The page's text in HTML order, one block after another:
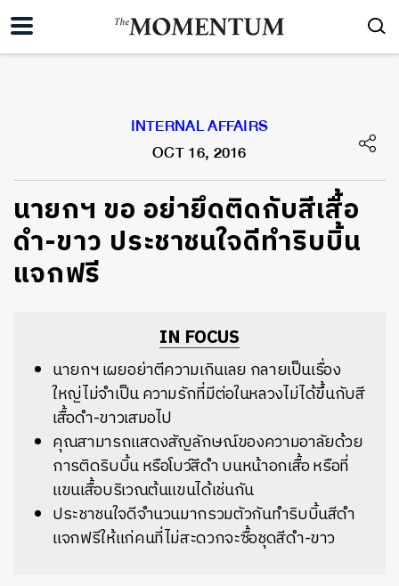
INTERNAL AFFAIRS
OCT 16, 2016
นายกฯ ขอ อย่ายึดติดกับสีเสื้อ
ดำ-ขาว ประชาชนใจดีทำริบบิ้น
แจกฟรี
IN FOCUS
นายกฯ เผยอย่าตีความเกินเลย กลายเป็นเรื่อง
ใหญ่ไม่จำเป็น ความรักที่มีต่อในหลวงไม่ได้ขึ้นกับสี
เสื้อดำ-ขาวเสมอไป
คุณสามารถแสดงสัญลักษณ์ของความอาลัยด้วย
การติดริบบิ้น หรือโบว์สีดำ บนหน้าอกเสื้อ หรือที่
แขนเสื้อบริเวณต้นแขนได้เช่นกัน
ประชาชนใจดีจำนวนมากรวมตัวกันทำริบบิ้นสีดำ
แจกฟรีให้แก่คนที่ไม่สะดวกจะซื้อชุดสีดำ-ขาว